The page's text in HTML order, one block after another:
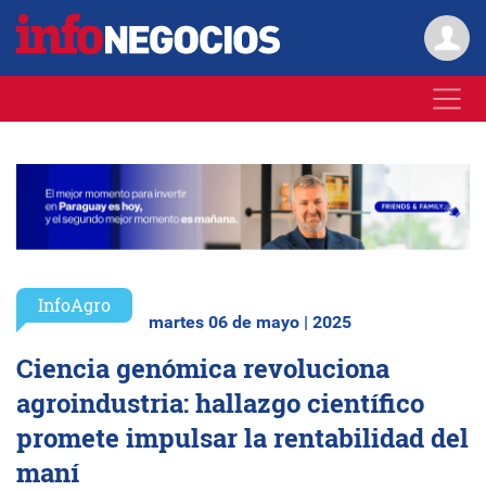
InfoAgro
martes 06 de mayo | 2025
Ciencia genómica revoluciona
agroindustria: hallazgo científico
promete impulsar la rentabilidad del
maní